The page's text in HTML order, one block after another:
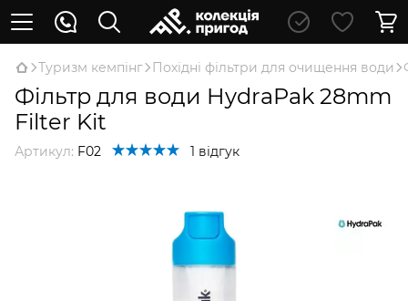
Туризм кемпінг Похідні фільтри для очищення води
Фільтр для води HydraPak 28mm
Filter Kit
Артикул: F02 1 відгук